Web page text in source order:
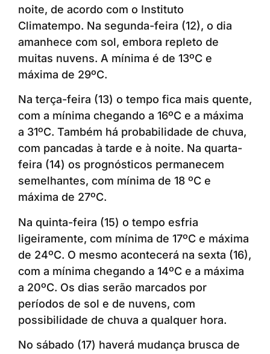
noite, de acordo com o Instituto
Climatempo. Na segunda-feira (12), o dia
amanhece com sol, embora repleto de
muitas nuvens. A mínima é de 13ºC e
máxima de 29ºC.
Na terça-feira (13) o tempo fica mais quente,
com a mínima chegando a 16ºC e a máxima
a 31ºC. Também há probabilidade de chuva,
com pancadas à tarde e à noite. Na quarta-
feira (14) os prognósticos permanecem
semelhantes, com mínima de 18 ºC e
máxima de 27ºC.
Na quinta-feira (15) o tempo esfria
ligeiramente, com mínima de 17ºC e máxima
de 24ºC. O mesmo acontecerá na sexta (16),
com a mínima chegando a 14ºC e a máxima
a 20ºC. Os dias serão marcados por
períodos de sol e de nuvens, com
possibilidade de chuva a qualquer hora.
No sábado (17) haverá mudança brusca de